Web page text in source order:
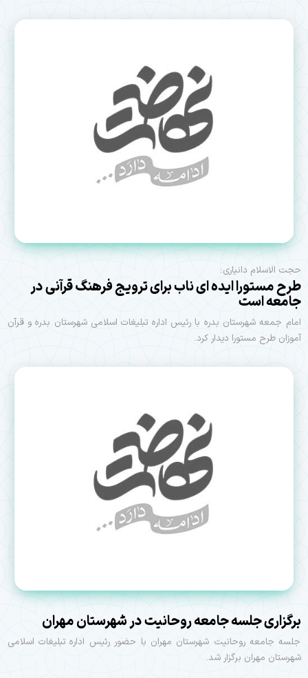
حجت الاسلام دانیاری:
طرح مستورا ایده ای ناب برای ترویج فرهنگ قرآنی در
جامعه است
امام جمعه شهرستان بدره با رئیس اداره تبلیغات اسلامی شهرستان بدره و قرآن
آموزان طرح مستورا دیدار کرد.
برگزاری جلسه جامعه‌ روحانیت در شهرستان مهران
جلسه جامعه‌ روحانیت شهرستان مهران با حضور رئیس اداره تبلیغات اسلامی
شهرستان مهران برگزار شد.